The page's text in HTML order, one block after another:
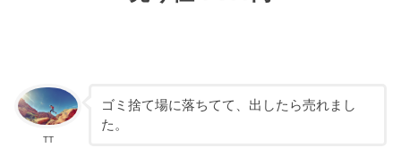
TT
ゴミ捨て場に落ちてて、出したら売れまし
た。